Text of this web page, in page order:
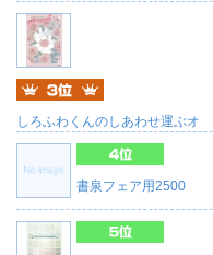
しろふわくんのしあわせ運ぶオ
書泉フェア用2500